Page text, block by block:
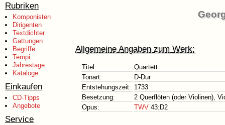
Rubriken
Komponisten
Dirigenten
Textdichter
Gattungen
Begriffe
Tempi
Jahrestage
Kataloge
Einkaufen
CD-Tipps
Angebote
Service
Allgemeine Angaben zum Werk:
Titel:
Quartett
Tonart:
D-Dur
Entstehungszeit: 1733
Besetzung:
2 Querflöten (oder Violinen),
Opus:
TWV 43:D2